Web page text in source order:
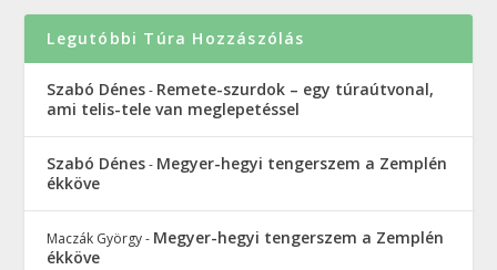
Legutóbbi Túra Hozzászólás
Szabó Dénes- Remete-szurdok – egy túraútvonal,
ami telis-tele van meglepetéssel
Szabó Dénes- Megyer-hegyi tengerszem a Zemplén
ékköve
Maczák György- Megyer-hegyi tengerszem a Zemplén
ékköve